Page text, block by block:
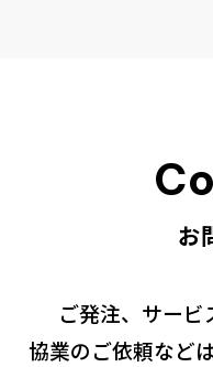
お
ご発注、サービ
協業のご依頼など